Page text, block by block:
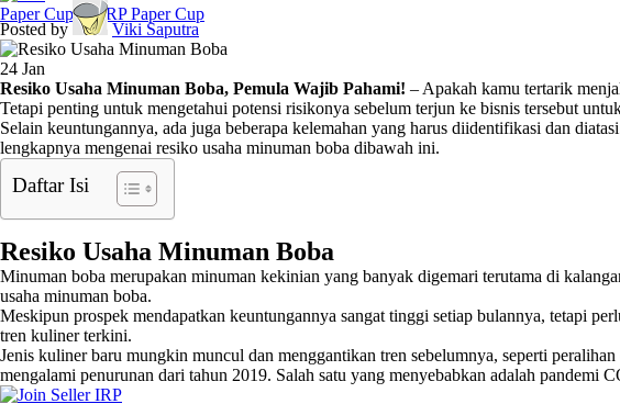
Posted by Viki Saputra
24 Jan
Resiko Usaha Minuman Boba, Pemula Wajib Pahami! – Apakah kamu tertarik
Tetapi penting untuk mengetahui potensi risikonya sebelum terjun ke bisnis tersebut
Selain keuntungannya, ada juga beberapa kelemahan yang harus diidentifikasi dan
lengkapnya mengenai resiko usaha minuman boba dibawah ini.
Daftar Isi
Resiko Usaha Minuman Boba
Minuman boba merupakan minuman kekinian yang banyak digemari terutama di
usaha minuman boba.
Meskipun prospek mendapatkan keuntungannya sangat tinggi setiap bulannya, tetapi
tren kuliner terkini.
Jenis kuliner baru mungkin muncul dan menggantikan tren sebelumnya, seperti
mengalami penurunan dari tahun 2019. Salah satu yang menyebabkan adalah pandemi